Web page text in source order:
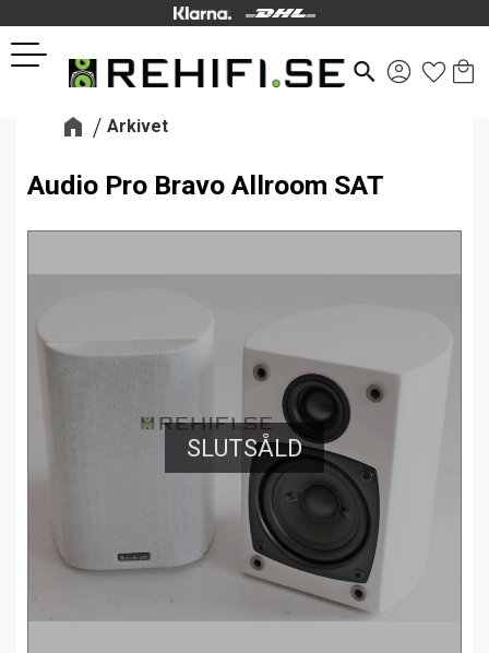
Meny
search
Arkivet
Audio Pro Bravo Allroom SAT
SLUTSÅLD